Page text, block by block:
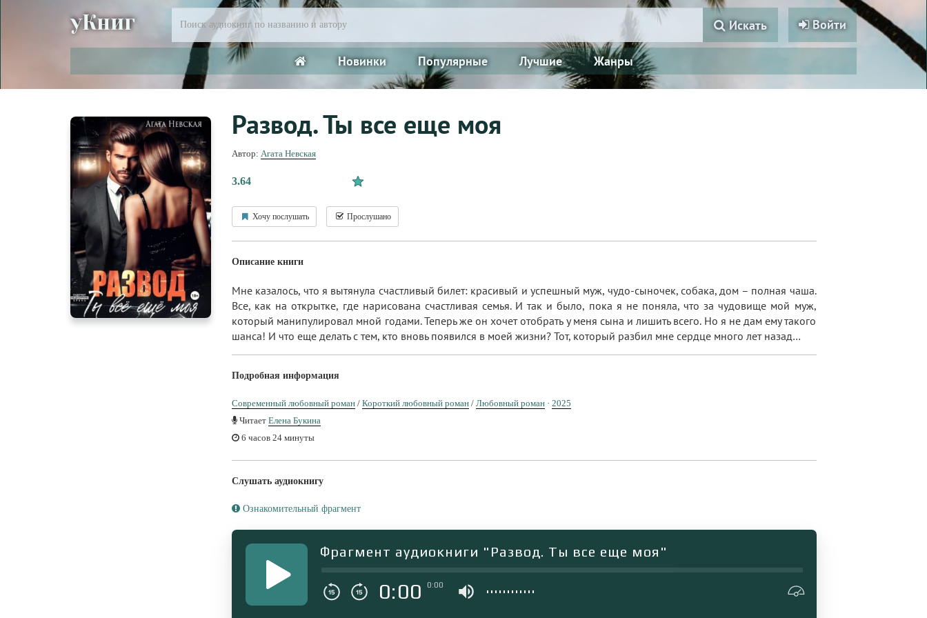
уКниг Войти
Искать
Новинки Популярные Лучшие Жанры
Развод. Ты все еще моя
Автор: Агата Невская
3.64
Хочу послушать Прослушано
Описание книги
Мне казалось, что я вытянула счастливый билет: красивый и успешный муж, чудо-сыночек, собака, дом – полная чаша.
Все, как на открытке, где нарисована счастливая семья. И так и было, пока я не поняла, что за чудовище мой муж,
который манипулировал мной годами. Теперь же он хочет отобрать у меня сына и лишить всего. Но я не дам ему такого
шанса! И что еще делать с тем, кто вновь появился в моей жизни? Тот, который разбил мне сердце много лет назад…
Подробная информация
Современный любовный роман / Короткий любовный роман / Любовный роман · 2025
Читает Елена Букина
6 часов 24 минуты
Слушать аудиокнигу
Ознакомительный фрагмент
Фрагмент аудиокниги "Развод. Ты все еще моя"
0:00 0:00